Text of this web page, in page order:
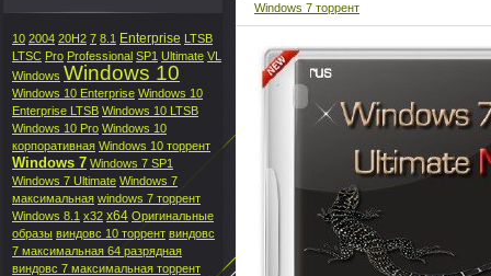
Windows 7 торрент
10 2004 20H2 7 8.1 Enterprise LTSB
LTSC Pro Professional SP1 Ultimate VL
Windows Windows 10
Windows 10 Enterprise Windows 10
Enterprise LTSB Windows 10 LTSB
Windows 10 Pro Windows 10
корпоративная Windows 10 торрент
Windows 7 Windows 7 SP1
Windows 7 Ultimate Windows 7
максимальная windows 7 торрент
Windows 8.1 x32 x64 Оригинальные
образы виндовс 10 торрент виндовс
7 максимальная 64 разрядная
виндовс 7 максимальная торрент